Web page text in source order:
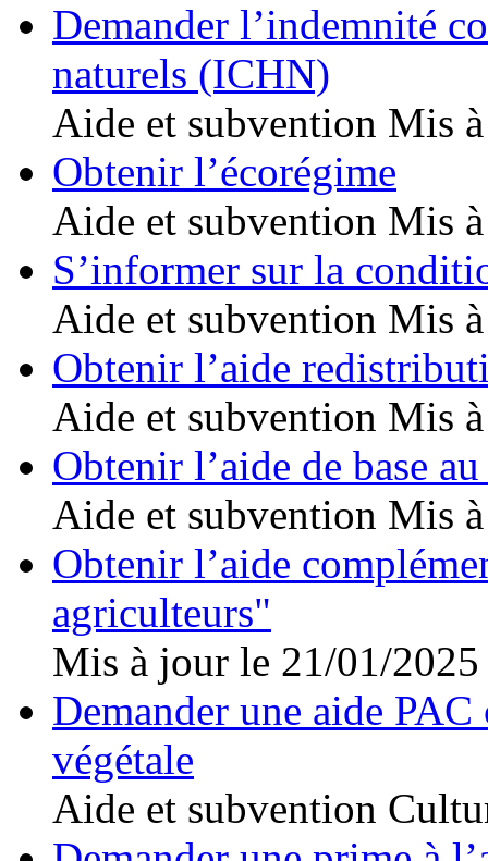
Demander l’indemnité
naturels (ICHN)
Aide et subvention Mis
Obtenir l’écorégime
Aide et subvention Mis
S’informer sur la
Aide et subvention Mis
Obtenir l’aide
Aide et subvention Mis
Obtenir l’aide de base
Aide et subvention Mis
Obtenir l’aide
agriculteurs"
Mis à jour le 21/01/2025
Demander une aide
végétale
Aide et subvention